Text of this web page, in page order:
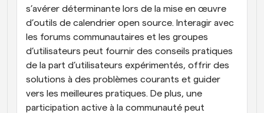
s’avérer déterminante lors de la mise en œuvre
d’outils de calendrier open source. Interagir avec
les forums communautaires et les groupes
d’utilisateurs peut fournir des conseils pratiques
de la part d’utilisateurs expérimentés, offrir des
solutions à des problèmes courants et guider
vers les meilleures pratiques. De plus, une
participation active à la communauté peut